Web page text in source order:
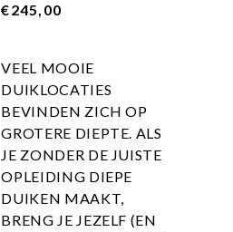
€245,00
VEEL MOOIE
DUIKLOCATIES
BEVINDEN ZICH OP
GROTERE DIEPTE. ALS
JE ZONDER DE JUISTE
OPLEIDING DIEPE
DUIKEN MAAKT,
BRENG JE JEZELF (EN